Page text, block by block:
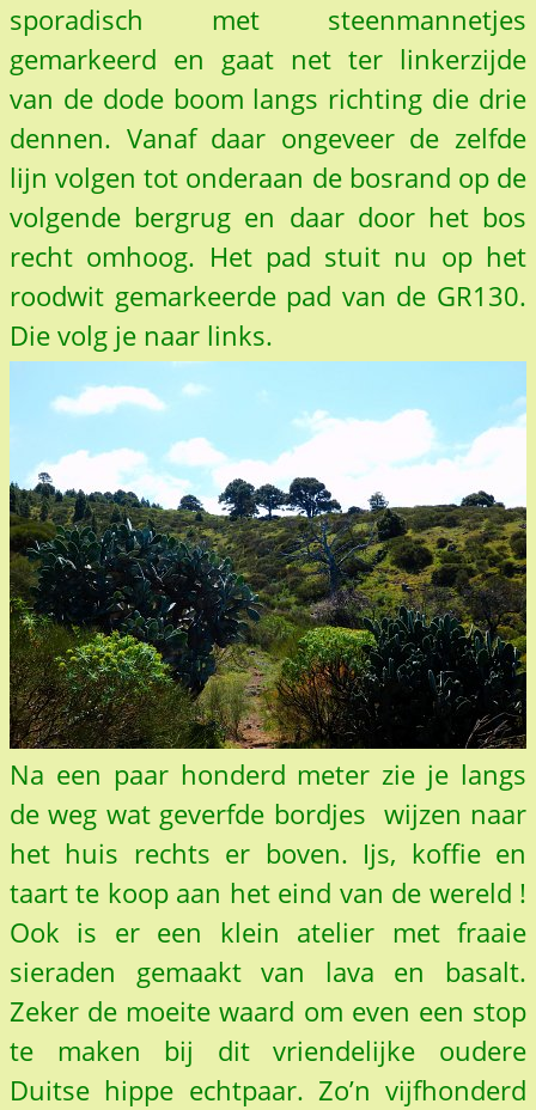
sporadisch met steenmannetjes
gemarkeerd en gaat net ter linkerzijde
van de dode boom langs richting die drie
dennen. Vanaf daar ongeveer de zelfde
lijn volgen tot onderaan de bosrand op de
volgende bergrug en daar door het bos
recht omhoog. Het pad stuit nu op het
roodwit gemarkeerde pad van de GR130.
Die volg je naar links.
Na een paar honderd meter zie je langs
de weg wat geverfde bordjes wijzen naar
het huis rechts er boven. Ijs, koffie en
taart te koop aan het eind van de wereld !
Ook is er een klein atelier met fraaie
sieraden gemaakt van lava en basalt.
Zeker de moeite waard om even een stop
te maken bij dit vriendelijke oudere
Duitse hippe echtpaar. Zo’n vijfhonderd